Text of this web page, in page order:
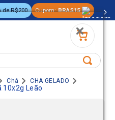
R$200 Cupom: BRAS15
Chá CHA GELADO
10x2g Leão